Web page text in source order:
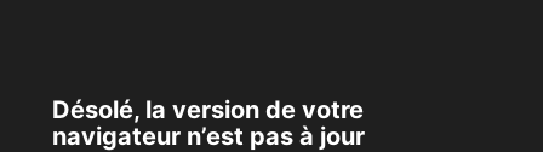
Désolé, la version de votre
navigateur n’est pas à jour